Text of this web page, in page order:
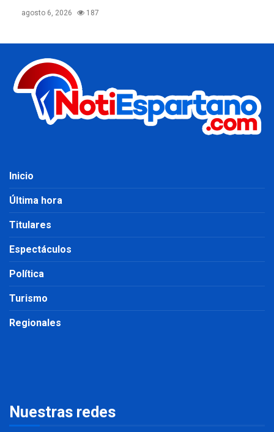
agosto 6, 2026 187
Inicio
Última hora
Titulares
Espectáculos
Política
Turismo
Regionales
Nuestras redes